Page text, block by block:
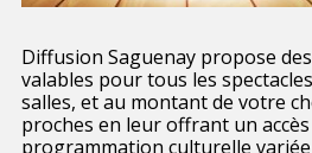
Diffusion Saguenay propose
valables pour tous les
salles, et au montant de votre
proches en leur offrant un
programmation culturelle